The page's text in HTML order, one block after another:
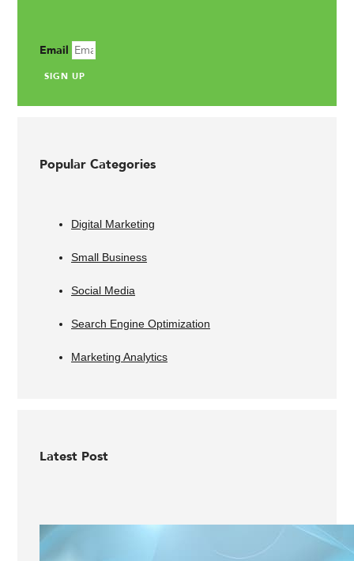
Email
SIGN UP
Popular Categories
Digital Marketing
Small Business
Social Media
Search Engine Optimization
Marketing Analytics
Latest Post